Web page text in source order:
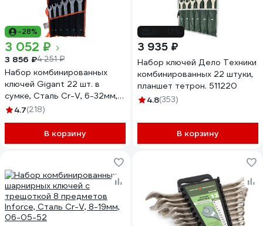
-28%
3 052 ₽
3 856 ₽4 251 ₽
Набор комбинированных
ключей Gigant 22 шт. в
сумке, Сталь Cr-V, 6-32мм,
GCWS22
4.7(218)
В корзину
3 935 ₽
Набор ключей Дело Техники
комбинированных 22 штуки,
планшет тетрон. 511220
4.8(353)
В корзину